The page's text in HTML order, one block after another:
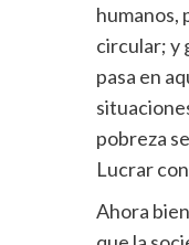
humanos,
circular; y
pasa en
pobreza
Lucrar
Ahora